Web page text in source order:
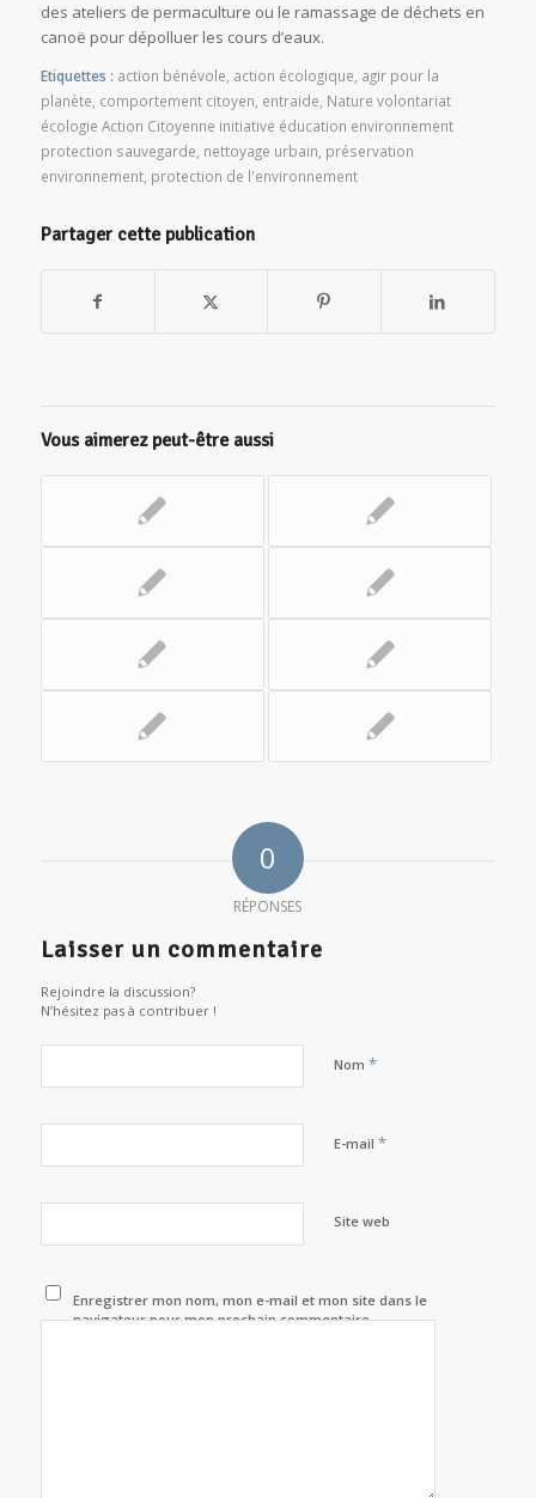
des ateliers de permaculture ou le ramassage de déchets en
canoë pour dépolluer les cours d’eaux.
Etiquettes : action bénévole, action écologique, agir pour la
planète, comportement citoyen, entraide, Nature volontariat
écologie Action Citoyenne initiative éducation environnement
protection sauvegarde, nettoyage urbain, préservation
environnement, protection de l'environnement
Partager cette publication
Vous aimerez peut-être aussi
0
RÉPONSES
Laisser un commentaire
Rejoindre la discussion?
N’hésitez pas à contribuer !
Nom *
E-mail *
Site web
Enregistrer mon nom, mon e-mail et mon site dans le
navigateur pour mon prochain commentaire.